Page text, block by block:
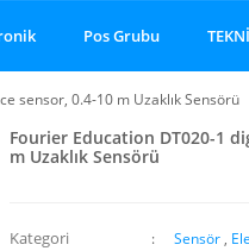
Pos Grubu
sensor, 0.4-10 m Uzaklık Sensörü
Fourier Education DT020-1
m Uzaklık Sensörü
Kategori Sensör ,